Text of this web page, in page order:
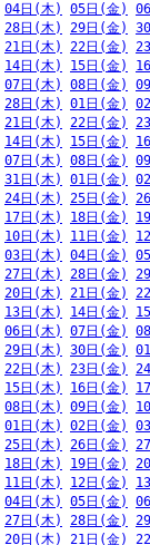
04日(木) 05日(金)
28日(木) 29日(金)
21日(木) 22日(金)
14日(木) 15日(金)
07日(木) 08日(金)
28日(木) 01日(金)
21日(木) 22日(金)
14日(木) 15日(金)
07日(木) 08日(金)
31日(木) 01日(金)
24日(木) 25日(金)
17日(木) 18日(金)
10日(木) 11日(金)
03日(木) 04日(金)
27日(木) 28日(金)
20日(木) 21日(金)
13日(木) 14日(金)
06日(木) 07日(金)
29日(木) 30日(金)
22日(木) 23日(金)
15日(木) 16日(金)
08日(木) 09日(金)
01日(木) 02日(金)
25日(木) 26日(金)
18日(木) 19日(金)
11日(木) 12日(金)
04日(木) 05日(金)
27日(木) 28日(金)
20日(木) 21日(金)